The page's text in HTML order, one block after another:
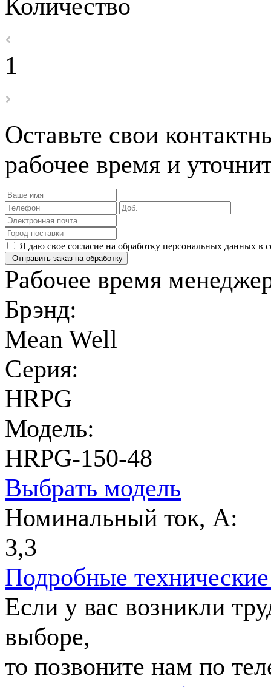
Количество
1
Оставьте свои
рабочее время и
Я даю свое согласие на обработку персональных данных в
Отправить заказ на обработку
Рабочее время
Брэнд:
Mean Well
Серия:
HRPG
Модель:
HRPG-150-48
Выбрать модель
Номинальный ток, А:
3,3
Подробные
Если у вас возникли
выборе,
то позвоните нам по